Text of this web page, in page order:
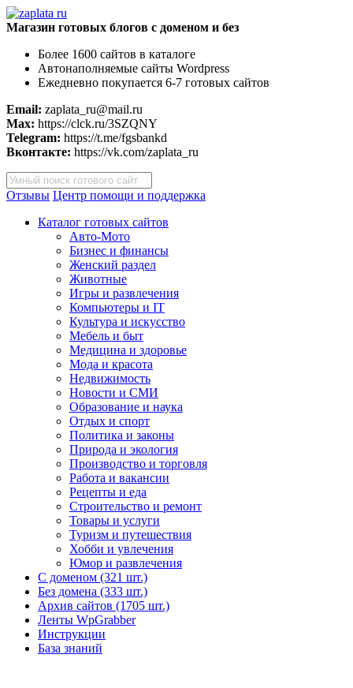
Магазин готовых блогов с доменом и без
Более 1600 сайтов в каталоге
Автонаполняемые сайты Wordpress
Ежедневно покупается 6-7 готовых сайтов
Email: zaplata_ru@mail.ru
Max: https://clck.ru/3SZQNY
Telegram: https://t.me/fgsbankd
Вконтакте: https://vk.com/zaplata_ru
Поиск
товаров
Отзывы Центр помощи и поддержка
Каталог готовых сайтов
Авто-Мото
Бизнес и финансы
Женский раздел
Животные
Игры и развлечения
Компьютеры и IT
Культура и искусство
Мебель и быт
Медицина и здоровье
Мода и красота
Недвижимость
Новости и СМИ
Образование и наука
Отдых и спорт
Политика и законы
Природа и экология
Производство и торговля
Работа и вакансии
Рецепты и еда
Строительство и ремонт
Товары и услуги
Туризм и путешествия
Хобби и увлечения
Юмор и развлечения
С доменом (321 шт.)
Без домена (333 шт.)
Архив сайтов (1705 шт.)
Ленты WpGrabber
Инструкции
База знаний